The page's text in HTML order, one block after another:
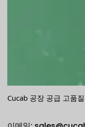
Cucab 공장 공급 고품